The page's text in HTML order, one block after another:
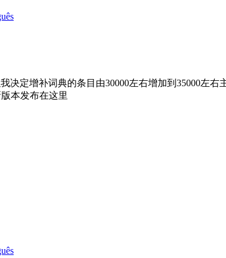
定增补词典的条目由30000左右增加到35000左右
本发布在这里